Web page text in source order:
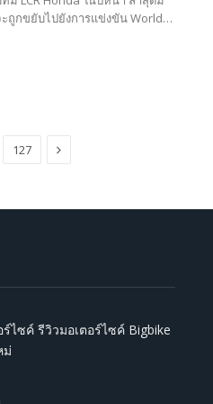
ถูกขยับไปยังการแข่งขัน World…
127 Next
ไซค์ รีวิวมอเตอร์ไซค์ Bigbike
ม่